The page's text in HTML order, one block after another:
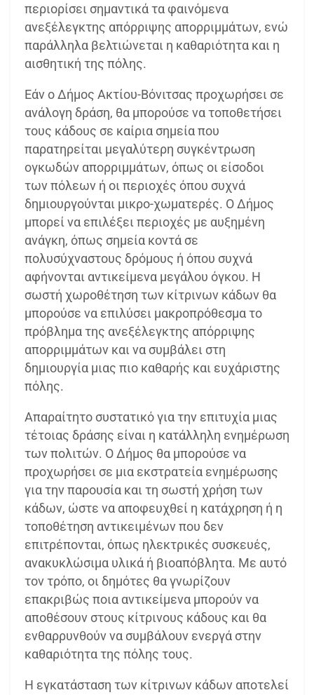
περιορίσει σημαντικά τα φαινόμενα
ανεξέλεγκτης απόρριψης απορριμμάτων, ενώ
παράλληλα βελτιώνεται η καθαριότητα και η
αισθητική της πόλης.
Εάν ο Δήμος Ακτίου-Βόνιτσας προχωρήσει σε
ανάλογη δράση, θα μπορούσε να τοποθετήσει
τους κάδους σε καίρια σημεία που
παρατηρείται μεγαλύτερη συγκέντρωση
ογκωδών απορριμμάτων, όπως οι είσοδοι
των πόλεων ή οι περιοχές όπου συχνά
δημιουργούνται μικρο-χωματερές. Ο Δήμος
μπορεί να επιλέξει περιοχές με αυξημένη
ανάγκη, όπως σημεία κοντά σε
πολυσύχναστους δρόμους ή όπου συχνά
αφήνονται αντικείμενα μεγάλου όγκου. Η
σωστή χωροθέτηση των κίτρινων κάδων θα
μπορούσε να επιλύσει μακροπρόθεσμα το
πρόβλημα της ανεξέλεγκτης απόρριψης
απορριμμάτων και να συμβάλει στη
δημιουργία μιας πιο καθαρής και ευχάριστης
πόλης.
Απαραίτητο συστατικό για την επιτυχία μιας
τέτοιας δράσης είναι η κατάλληλη ενημέρωση
των πολιτών. Ο Δήμος θα μπορούσε να
προχωρήσει σε μια εκστρατεία ενημέρωσης
για την παρουσία και τη σωστή χρήση των
κάδων, ώστε να αποφευχθεί η κατάχρηση ή η
τοποθέτηση αντικειμένων που δεν
επιτρέπονται, όπως ηλεκτρικές συσκευές,
ανακυκλώσιμα υλικά ή βιοαπόβλητα. Με αυτό
τον τρόπο, οι δημότες θα γνωρίζουν
επακριβώς ποια αντικείμενα μπορούν να
αποθέσουν στους κίτρινους κάδους και θα
ενθαρρυνθούν να συμβάλουν ενεργά στην
καθαριότητα της πόλης τους.
Η εγκατάσταση των κίτρινων κάδων αποτελεί